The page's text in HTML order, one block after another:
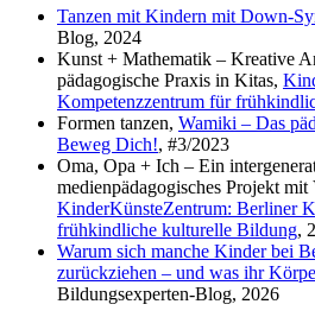
Tanzen mit Kindern mit Down-
Blog, 2024
Kunst + Mathematik – Kreative
pädagogische Praxis in Kitas,
Kompetenzzentrum für
Formen tanzen, Wamiki – Das
Beweg Dich!, #3/2023
Oma, Opa + Ich – Ein
medienpädagogisches Projekt
KinderKünsteZentrum: Berliner
frühkindliche kulturelle Bildung,
Warum sich manche Kinder bei
zurückziehen – und was ihr
Bildungsexperten-Blog, 2026